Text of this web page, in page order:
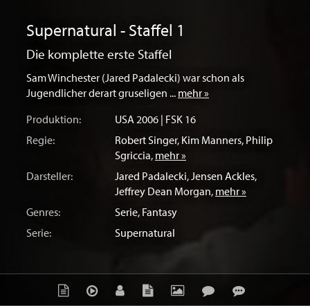
Supernatural - Staffel 1
Die komplette erste Staffel
Sam Winchester (Jared Padalecki) war schon als
Jugendlicher derart gruseligen ... mehr »
Produktion:
USA 2006 | FSK 16
Regie:
Robert Singer, Kim Manners, Philip
Sgriccia, mehr »
Darsteller:
Jared Padalecki, Jensen Ackles,
Jeffrey Dean Morgan, mehr »
Genres:
Serie, Fantasy
Serie:
Supernatural